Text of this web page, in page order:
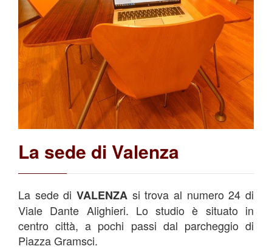
La sede di Valenza
La sede di VALENZA si trova al numero 24 di
Viale Dante Alighieri. Lo studio è situato in
centro città, a pochi passi dal parcheggio di
Piazza Gramsci.